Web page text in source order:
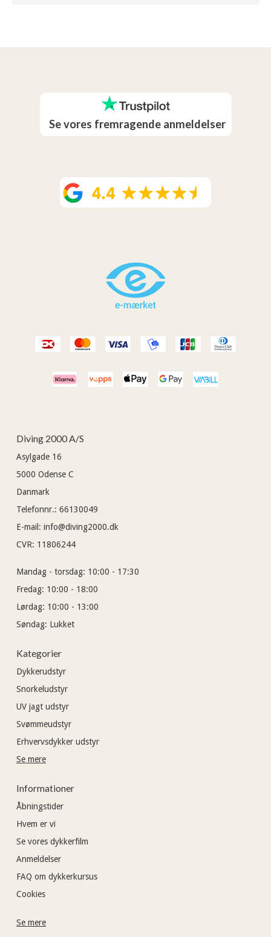
Se vores fremragende anmeldelser
Diving 2000 A/S
Asylgade 16
5000 Odense C
Danmark
Telefonnr.: 66130049
E-mail : info@diving2000.dk
CVR: 11806244
Mandag - torsdag: 10:00 - 17:30
Fredag: 10:00 - 18:00
Lørdag: 10:00 - 13:00
Søndag: Lukket
Kategorier
Dykkerudstyr
Snorkeludstyr
UV jagt udstyr
Svømmeudstyr
Erhvervsdykker udstyr
Se mere
Informationer
Åbningstider
Hvem er vi
Se vores dykkerfilm
Anmeldelser
FAQ om dykkerkursus
Cookies
Se mere